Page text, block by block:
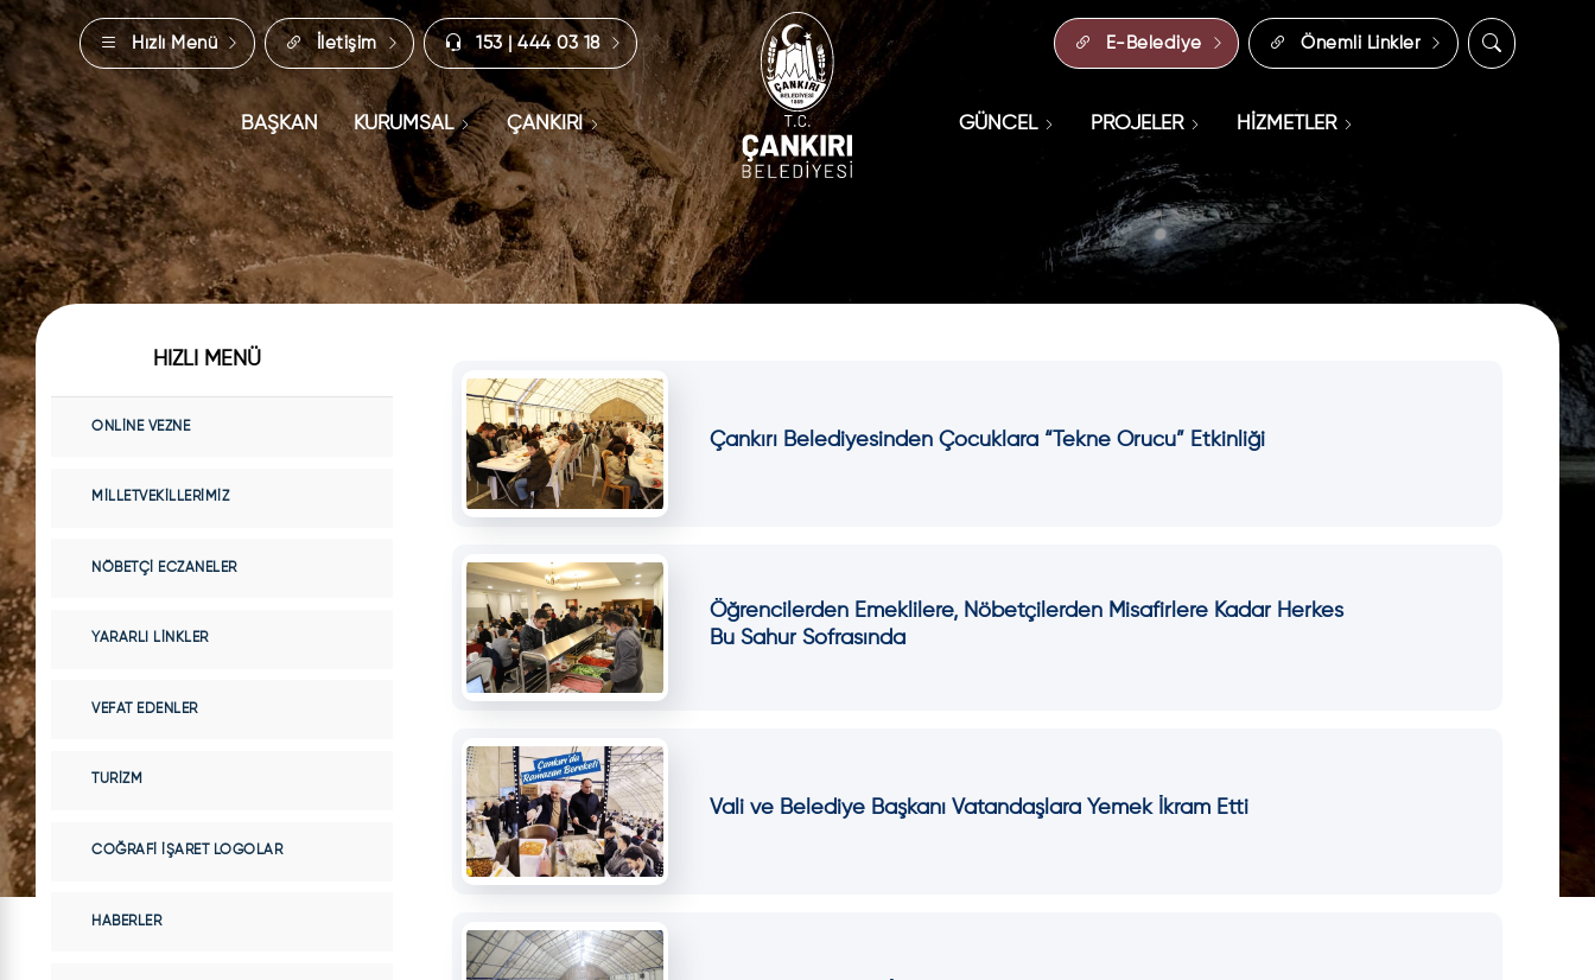
Hızlı Menü İletişim 153 | 444 03 18 E-Belediye Önemli Linkler
BAŞKAN KURUMSAL ÇANKIRI GÜNCEL PROJELER HİZMETLER
Çankırı Belediyesinden Çocuklara “Tekne Orucu” Etkinliği
Öğrencilerden Emeklilere, Nöbetçilerden Misafirlere Kadar Herkes
Bu Sahur Sofrasında
Vali ve Belediye Başkanı Vatandaşlara Yemek İkram Etti
HIZLI MENÜ
ONLINE VEZNE
MILLETVEKILLERIMIZ
NÖBETÇI ECZANELER
YARARLI LINKLER
VEFAT EDENLER
TURIZM
COĞRAFI İŞARET LOGOLAR
HABERLER